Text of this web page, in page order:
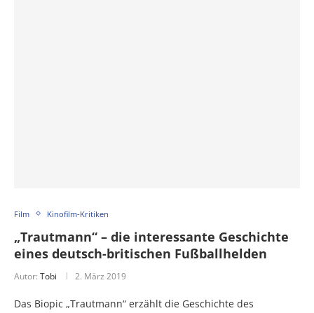
Film Kinofilm-Kritiken
„Trautmann“ – die interessante Geschichte
eines deutsch-britischen Fußballhelden
Autor: Tobi 2. März 2019
Das Biopic „Trautmann“ erzählt die Geschichte des